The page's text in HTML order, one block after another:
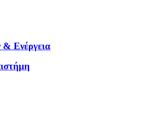
& Ενέργεια